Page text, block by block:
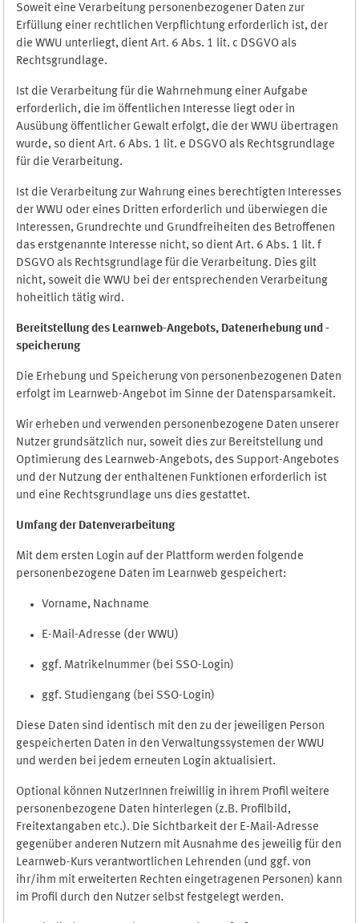
Soweit eine Verarbeitung personenbezogener Daten zur
Erfüllung einer rechtlichen Verpflichtung erforderlich ist, der
die WWU unterliegt, dient Art. 6 Abs. 1 lit. c DSGVO als
Rechtsgrundlage.
Ist die Verarbeitung für die Wahrnehmung einer Aufgabe
erforderlich, die im öffentlichen Interesse liegt oder in
Ausübung öffentlicher Gewalt erfolgt, die der WWU übertragen
wurde, so dient Art. 6 Abs. 1 lit. e DSGVO als Rechtsgrundlage
für die Verarbeitung.
Ist die Verarbeitung zur Wahrung eines berechtigten Interesses
der WWU oder eines Dritten erforderlich und überwiegen die
Interessen, Grundrechte und Grundfreiheiten des Betroffenen
das erstgenannte Interesse nicht, so dient Art. 6 Abs. 1 lit. f
DSGVO als Rechtsgrundlage für die Verarbeitung. Dies gilt
nicht, soweit die WWU bei der entsprechenden Verarbeitung
hoheitlich tätig wird.
Bereitstellung des Learnweb-Angebots, Datenerhebung und -
speicherung
Die Erhebung und Speicherung von personenbezogenen Daten
erfolgt im Learnweb-Angebot im Sinne der Datensparsamkeit.
Wir erheben und verwenden personenbezogene Daten unserer
Nutzer grundsätzlich nur, soweit dies zur Bereitstellung und
Optimierung des Learnweb-Angebots, des Support-Angebotes
und der Nutzung der enthaltenen Funktionen erforderlich ist
und eine Rechtsgrundlage uns dies gestattet.
Umfang der Datenverarbeitung
Mit dem ersten Login auf der Plattform werden folgende
personenbezogene Daten im Learnweb gespeichert:
Vorname, Nachname
E-Mail-Adresse (der WWU)
ggf. Matrikelnummer (bei SSO-Login)
ggf. Studiengang (bei SSO-Login)
Diese Daten sind identisch mit den zu der jeweiligen Person
gespeicherten Daten in den Verwaltungssystemen der WWU
und werden bei jedem erneuten Login aktualisiert.
Optional können NutzerInnen freiwillig in ihrem Profil weitere
personenbezogene Daten hinterlegen (z.B. Profilbild,
Freitextangaben etc.). Die Sichtbarkeit der E-Mail-Adresse
gegenüber anderen Nutzern mit Ausnahme des jeweilig für den
Learnweb-Kurs verantwortlichen Lehrenden (und ggf. von
ihr/ihm mit erweiterten Rechten eingetragenen Personen) kann
im Profil durch den Nutzer selbst festgelegt werden.